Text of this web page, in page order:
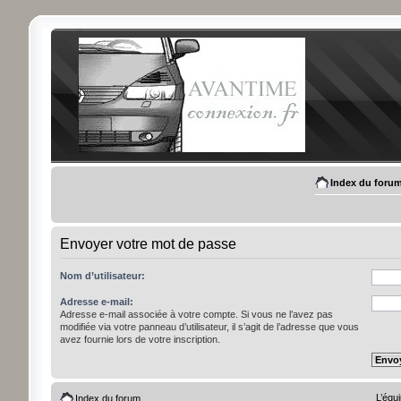
Index du
Envoyer votre mot de passe
Nom d’utilisateur:
Adresse e-mail:
Adresse e-mail associée à votre compte. Si vous ne l’avez pas
modifiée via votre panneau d’utilisateur, il s’agit de l’adresse que vous
avez fournie lors de votre inscription.
Index du forum